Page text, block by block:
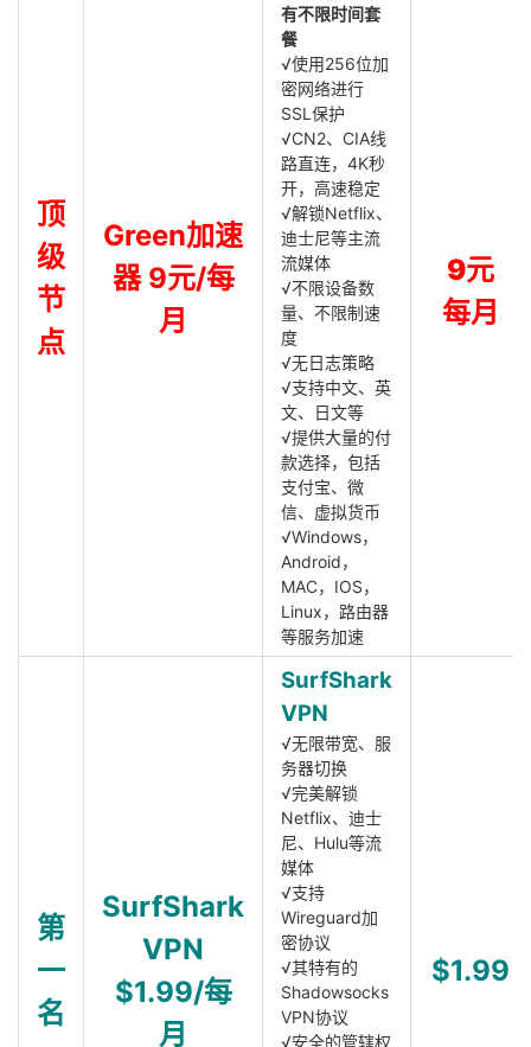
顶
级
节
点
Green加速
器 9元/每
月
有不限时间套
餐
√使用256位加
密网络进行
SSL保护
√CN2、CIA线
路直连，4K秒
开，高速稳定
√解锁Netflix、
迪士尼等主流
流媒体
√不限设备数
量、不限制速
度
√无日志策略
√支持中文、英
文、日文等
√提供大量的付
款选择，包括
支付宝、微
信、虚拟货币
√Windows，
Android，
MAC，IOS，
Linux，路由器
等服务加速
9元
每月
第
一
名
SurfShark
VPN
$1.99/每
月
SurfShark
VPN
√无限带宽、服
务器切换
√完美解锁
Netflix、迪士
尼、Hulu等流
媒体
√支持
Wireguard加
密协议
√其特有的
Shadowsocks
VPN协议
√安全的管辖权
$1.99